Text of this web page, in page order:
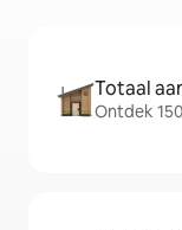
Totaal
Ontdek